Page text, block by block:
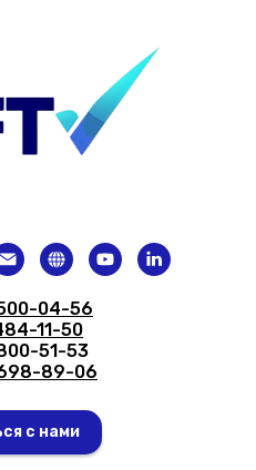
04-56
11-50
51-53
89-06
с нами